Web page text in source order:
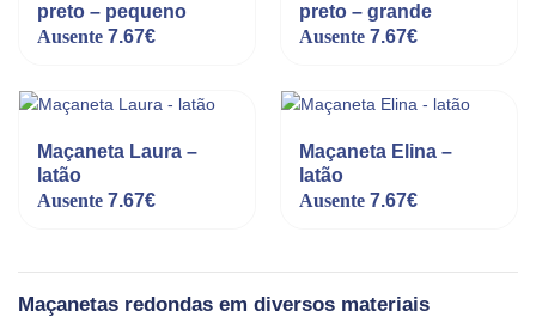
preto – pequeno
Ausente 7.67€
preto – grande
Ausente 7.67€
Maçaneta Laura –
latão
Ausente 7.67€
Maçaneta Elina –
latão
Ausente 7.67€
Maçanetas redondas em diversos materiais